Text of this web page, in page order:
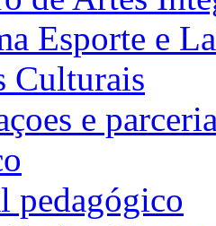
Esporte e
Culturais
e
pedagógico